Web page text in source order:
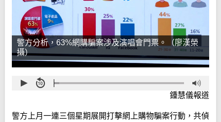
警方分析，63%網購騙案涉及演唱會門票。（廖漢榮
攝）
鍾慧儀報道
警方上月一連三個星期展開打擊網上購物騙案行動，共偵